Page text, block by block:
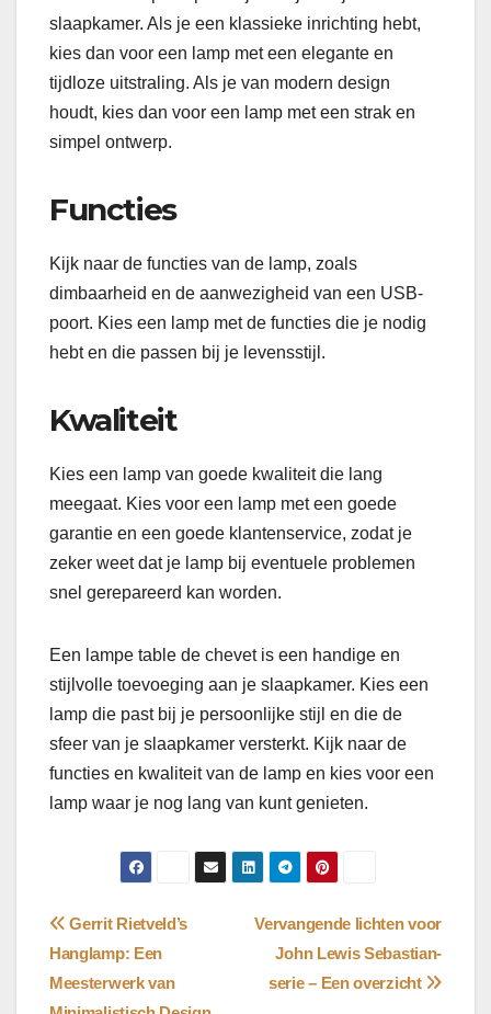
slaapkamer. Als je een klassieke inrichting hebt,
kies dan voor een lamp met een elegante en
tijdloze uitstraling. Als je van modern design
houdt, kies dan voor een lamp met een strak en
simpel ontwerp.
Functies
Kijk naar de functies van de lamp, zoals
dimbaarheid en de aanwezigheid van een USB-
poort. Kies een lamp met de functies die je nodig
hebt en die passen bij je levensstijl.
Kwaliteit
Kies een lamp van goede kwaliteit die lang
meegaat. Kies voor een lamp met een goede
garantie en een goede klantenservice, zodat je
zeker weet dat je lamp bij eventuele problemen
snel gerepareerd kan worden.
Een lampe table de chevet is een handige en
stijlvolle toevoeging aan je slaapkamer. Kies een
lamp die past bij je persoonlijke stijl en die de
sfeer van je slaapkamer versterkt. Kijk naar de
functies en kwaliteit van de lamp en kies voor een
lamp waar je nog lang van kunt genieten.
Bericht
navigatie
Vervangende lichten voor
John Lewis Sebastian-
serie – Een overzicht
Gerrit Rietveld’s
Hanglamp: Een
Meesterwerk van